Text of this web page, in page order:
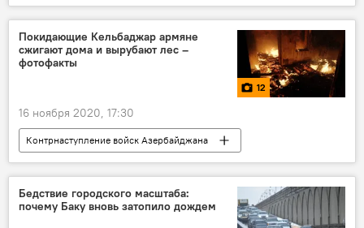
ЖИЗНЬ
Здоровье
Коронавирус
Покидающие Кельбаджар армяне
сжигают дома и вырубают лес –
фотофакты
12
16 ноября 2020, 17:30
Контрнаступление войск Азербайджана
МУЛЬТИМЕДИА
Фото
Азербайджан
Новости Карабах
Бедствие городского масштаба:
почему Баку вновь затопило дождем